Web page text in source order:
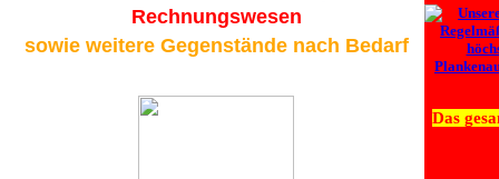
Rechnungswesen
sowie weitere Gegenstände nach Bedarf
Das